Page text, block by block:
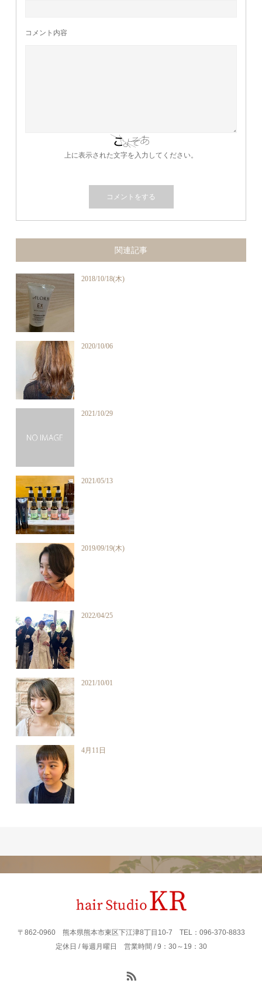
コメント内容
上に表示された文字を入力してください。
関連記事
2018/10/18(木)
2020/10/06
2021/10/29
2021/05/13
2019/09/19(木)
2022/04/25
2021/10/01
4月11日
〒862‐0960 熊本県熊本市東区下江津8丁目10-7 TEL：096-370-8833
定休日 / 毎週月曜日 営業時間 / 9：30～19：30